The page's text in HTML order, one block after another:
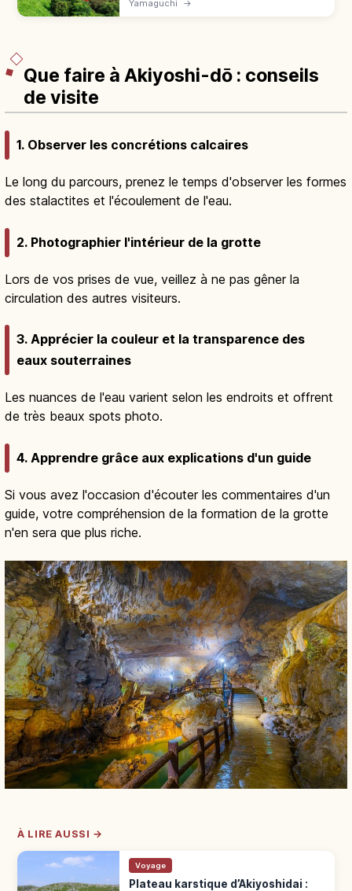
bel endroit » par CNN. Boîte à offrandes en
Yamaguchi →
Que faire à Akiyoshi-dō : conseils
de visite
1. Observer les concrétions calcaires
Le long du parcours, prenez le temps d'observer les formes
des stalactites et l'écoulement de l'eau.
2. Photographier l'intérieur de la grotte
Lors de vos prises de vue, veillez à ne pas gêner la
circulation des autres visiteurs.
3. Apprécier la couleur et la transparence des
eaux souterraines
Les nuances de l'eau varient selon les endroits et offrent
de très beaux spots photo.
4. Apprendre grâce aux explications d'un guide
Si vous avez l'occasion d'écouter les commentaires d'un
guide, votre compréhension de la formation de la grotte
n'en sera que plus riche.
À LIRE AUSSI →
Voyage
Plateau karstique d’Akiyoshidai :